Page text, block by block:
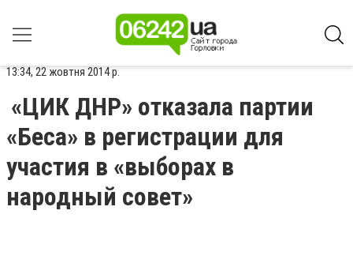
13:34, 22 жовтня 2014 р.
«ЦИК ДНР» отказала партии
«Беса» в регистрации для
участия в «выборах в
народный совет»